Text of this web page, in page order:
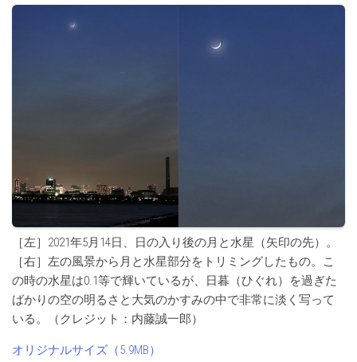
［左］2021年5月14日、日の入り後の月と水星（矢印の先）。
［右］左の風景から月と水星部分をトリミングしたもの。こ
の時の水星は0.1等で輝いているが、日暮（ひぐれ）を過ぎた
ばかりの空の明るさと大気のかすみの中で非常に淡く写って
いる。（クレジット：内藤誠一郎）
オリジナルサイズ（5.9MB）